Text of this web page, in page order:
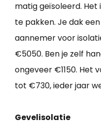
matig geïsoleerd.
te pakken. Je dak
aannemer voor
€5050. Ben je zelf
ongeveer €1150. Het
tot €730, ieder jaar
Gevelisolatie